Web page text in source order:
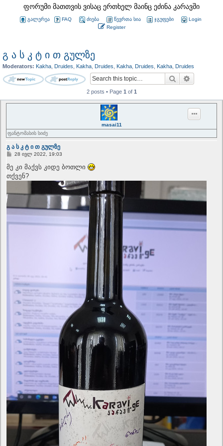
ფორუმი მათთვის ვისაც ერთხელ მაინც ეძინა კარავში
გალერეა FAQ ძიება წევრთა სია ჯგუფები
Login
Register
გ ა ს კ ტ ი თ გულზე
Moderators: Kakha Druides Kakha Druides Kakha Druides Kakha Druides
Search
2 posts • Page 1 of 1
masai11
ფანტომასის სიძე
გ ა ს კ ტ ი თ გულზე
P
s
t
28 ივლ 2022, 19:03
მე კი მაქვს კიდე ბოთლი
თქვენ?